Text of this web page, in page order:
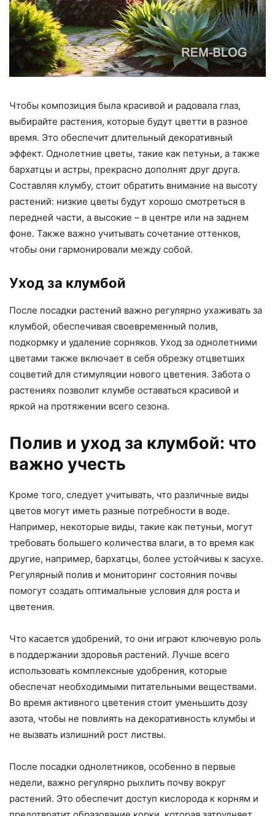
Чтобы композиция была красивой и радовала глаз,
выбирайте растения, которые будут цветти в разное
время. Это обеспечит длительный декоративный
эффект. Однолетние цветы, такие как петуньи, а также
бархатцы и астры, прекрасно дополнят друг друга.
Составляя клумбу, стоит обратить внимание на высоту
растений: низкие цветы будут хорошо смотреться в
передней части, а высокие – в центре или на заднем
фоне. Также важно учитывать сочетание оттенков,
чтобы они гармонировали между собой.
Уход за клумбой
После посадки растений важно регулярно ухаживать за
клумбой, обеспечивая своевременный полив,
подкормку и удаление сорняков. Уход за однолетними
цветами также включает в себя обрезку отцветших
соцветий для стимуляции нового цветения. Забота о
растениях позволит клумбе оставаться красивой и
яркой на протяжении всего сезона.
Полив и уход за клумбой: что
важно учесть
Кроме того, следует учитывать, что различные виды
цветов могут иметь разные потребности в воде.
Например, некоторые виды, такие как петуньи, могут
требовать большего количества влаги, в то время как
другие, например, бархатцы, более устойчивы к засухе.
Регулярный полив и мониторинг состояния почвы
помогут создать оптимальные условия для роста и
цветения.
Что касается удобрений, то они играют ключевую роль
в поддержании здоровья растений. Лучше всего
использовать комплексные удобрения, которые
обеспечат необходимыми питательными веществами.
Во время активного цветения стоит уменьшить дозу
азота, чтобы не повлиять на декоративность клумбы и
не вызвать излишний рост листвы.
После посадки однолетников, особенно в первые
недели, важно регулярно рыхлить почву вокруг
растений. Это обеспечит доступ кислорода к корням и